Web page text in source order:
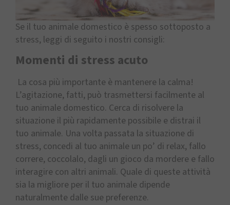
Se il tuo animale domestico è spesso sottoposto a
stress, leggi di seguito i nostri consigli:
Momenti di stress acuto
La cosa più importante è mantenere la calma!
L’agitazione, fatti, può trasmettersi facilmente al
tuo animale domestico. Cerca di risolvere la
situazione il più rapidamente possibile e distrai il
tuo animale. Una volta passata la situazione di
stress, concedi al tuo animale un po’ di relax, fallo
correre, coccolalo, dagli un gioco da mordere e fallo
interagire con altri animali. Quale di queste attività
sia la migliore per il tuo animale dipende
naturalmente dalle sue preferenze.